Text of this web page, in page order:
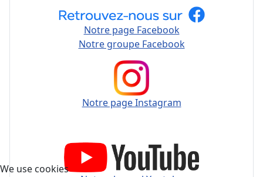
Notre page Facebook
Notre groupe Facebook
Notre page Instagram
We use cookies